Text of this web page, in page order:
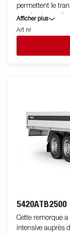
permettent le
auprès des
hydraulique, le
partie de
qu'à titre
optionnels.
Afficher plus
Art nr
5420ATB2500
Cette remorque
intensive auprès